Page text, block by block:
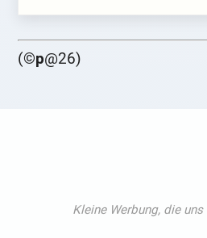
(©p@26)